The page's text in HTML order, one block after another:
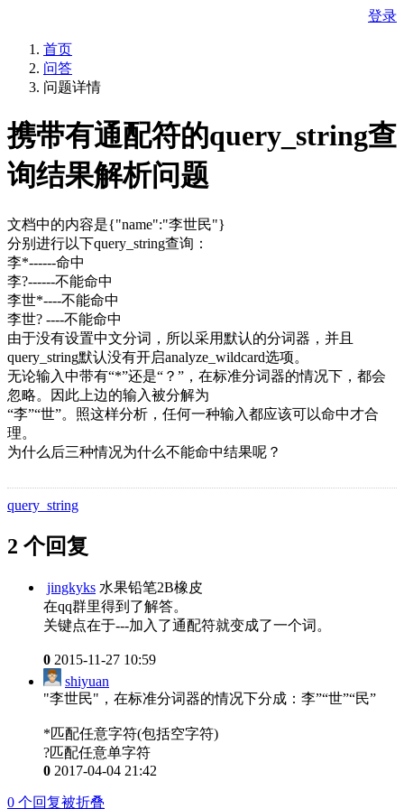
登录
首页
问答
问题详情
携带有通配符的query_string查
询结果解析问题
文档中的内容是{"name":"李世民"}
分别进行以下query_string查询：
李*------命中
李?------不能命中
李世*----不能命中
李世? ----不能命中
由于没有设置中文分词，所以采用默认的分词器，并且
query_string默认没有开启analyze_wildcard选项。
无论输入中带有“*”还是“？”，在标准分词器的情况下，都会
忽略。因此上边的输入被分解为
“李”“世”。照这样分析，任何一种输入都应该可以命中才合
理。
为什么后三种情况为什么不能命中结果呢？
query_string
2 个回复
jingkyks 水果铅笔2B橡皮
在qq群里得到了解答。
关键点在于---加入了通配符就变成了一个词。
0 2015-11-27 10:59
shiyuan
"李世民"，在标准分词器的情况下分成：李”“世”“民”
*匹配任意字符(包括空字符)
?匹配任意单字符
0 2017-04-04 21:42
0 个回复被折叠